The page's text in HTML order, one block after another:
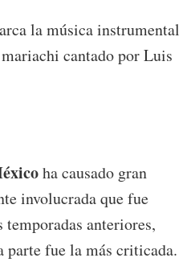
la música instrumental
cantado por Luis
ha causado gran
involucrada que fue
anteriores,
parte fue la más criticada.